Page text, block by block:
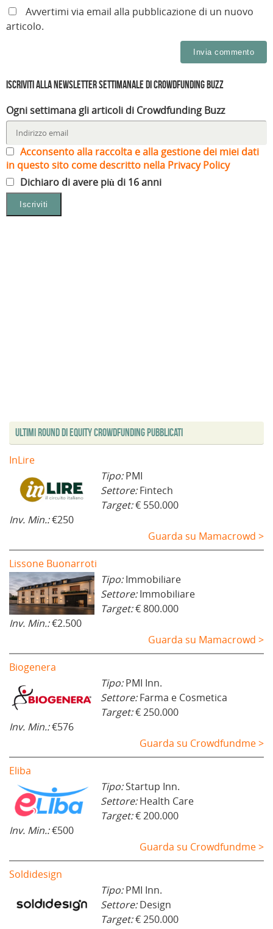
i
n
e
s
a )
Avvertimi via email alla pubblicazione di un nuovo
articolo.
Iscriviti alla Newsletter settimanale di Crowdfunding Buzz
Ogni settimana gli articoli di Crowdfunding Buzz
Acconsento alla raccolta e alla gestione dei miei dati
in questo sito come descritto nella Privacy Policy
Dichiaro di avere più di 16 anni
Ultimi Round di Equity Crowdfunding Pubblicati
InLire
Tipo:PMI
Settore:Fintech
Target:€ 550.000
Inv. Min.:€250
Guarda su Mamacrowd >
Lissone Buonarroti
Tipo:Immobiliare
Settore:Immobiliare
Target:€ 800.000
Inv. Min.:€2.500
Guarda su Mamacrowd >
Biogenera
Tipo:PMI Inn.
Settore:Farma e Cosmetica
Target:€ 250.000
Inv. Min.:€576
Guarda su Crowdfundme >
Eliba
Tipo:Startup Inn.
Settore:Health Care
Target:€ 200.000
Inv. Min.:€500
Guarda su Crowdfundme >
Soldidesign
Tipo:PMI Inn.
Settore:Design
Target:€ 250.000